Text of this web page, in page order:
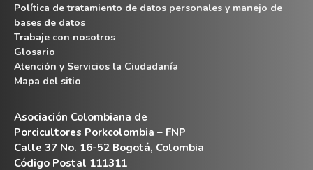
Política de tratamiento de datos personales y manejo de
bases de datos
Trabaje con nosotros
Glosario
Atención y Servicios la Ciudadanía
Mapa del sitio
Asociación Colombiana de
Porcicultores Porkcolombia – FNP
Calle 37 No. 16-52 Bogotá, Colombia
Código Postal 111311